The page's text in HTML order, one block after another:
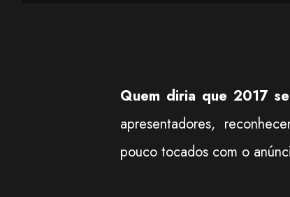
Quem diria que 2017
apresentadores,
pouco tocados com o